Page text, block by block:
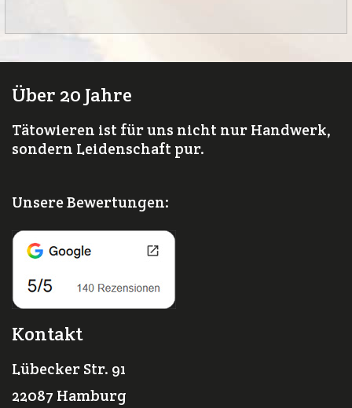
Über 20 Jahre
Tätowieren ist für uns nicht nur Handwerk,
sondern Leidenschaft pur.
Unsere Bewertungen:
Kontakt
Lübecker Str. 91
22087 Hamburg